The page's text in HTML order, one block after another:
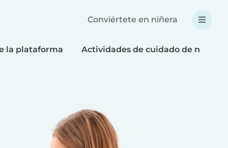
Conviértete en niñera
la plataforma Actividades de cuidado de niños